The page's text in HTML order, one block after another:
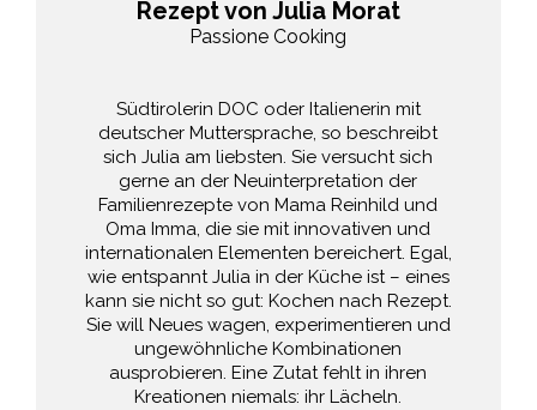
Rezept von Julia Morat
Passione Cooking
Südtirolerin DOC oder Italienerin mit
deutscher Muttersprache, so beschreibt
sich Julia am liebsten. Sie versucht sich
gerne an der Neuinterpretation der
Familienrezepte von Mama Reinhild und
Oma Imma, die sie mit innovativen und
internationalen Elementen bereichert. Egal,
wie entspannt Julia in der Küche ist – eines
kann sie nicht so gut: Kochen nach Rezept.
Sie will Neues wagen, experimentieren und
ungewöhnliche Kombinationen
ausprobieren. Eine Zutat fehlt in ihren
Kreationen niemals: ihr Lächeln.